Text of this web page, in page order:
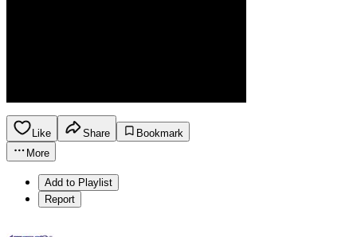
Like Share
Bookmark
More
Add to Playlist
Report